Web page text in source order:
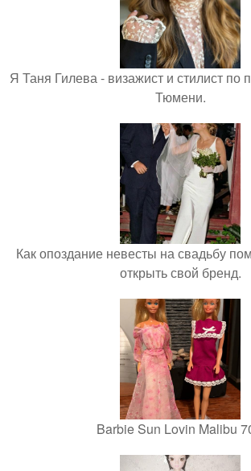
Я Таня Гилева - визажист и стилист по
Тюмени.
Как опоздание невесты на свадьбу
открыть свой бренд.
Barbie Sun Lovin Malibu